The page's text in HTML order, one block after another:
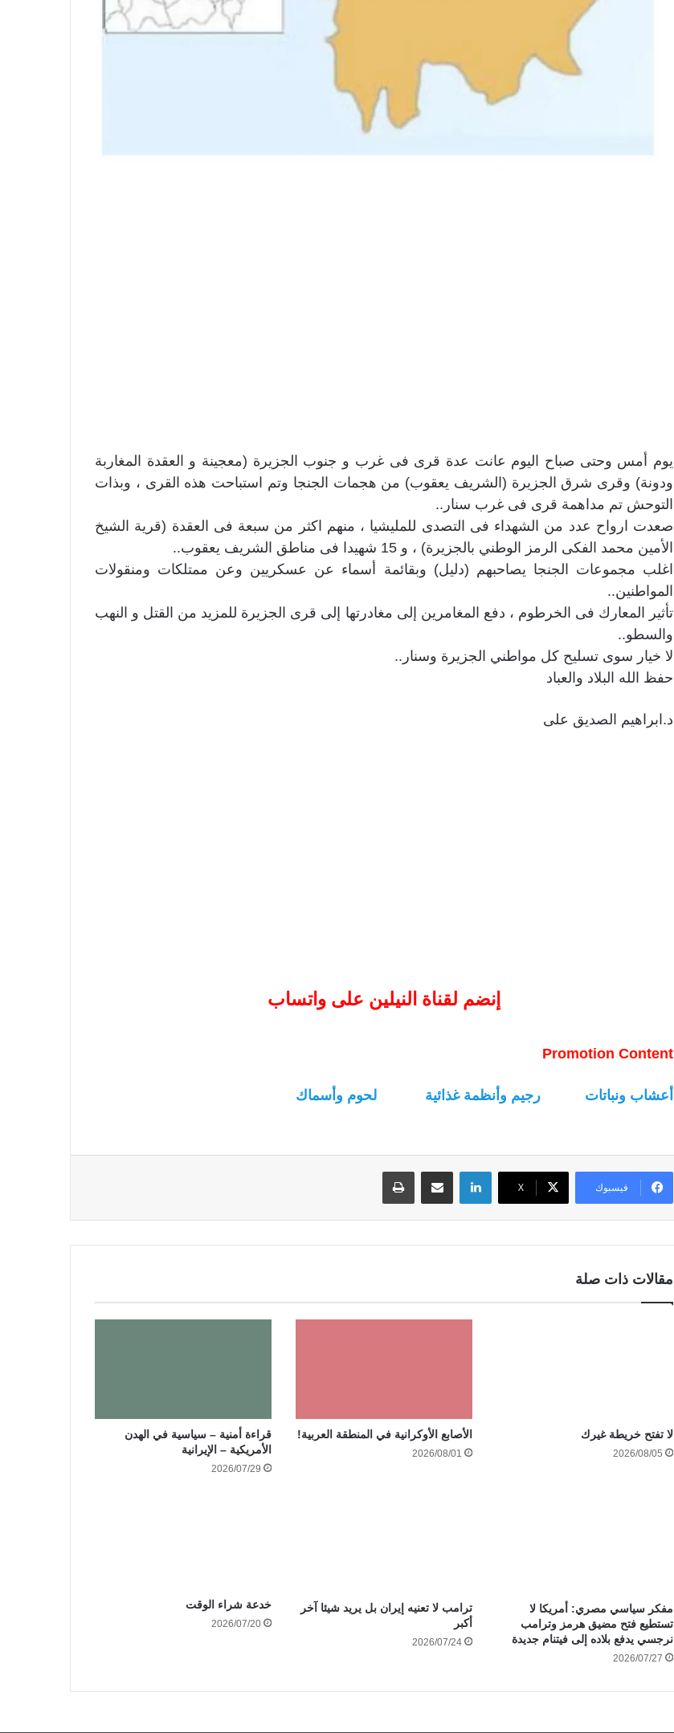
يوم أمس وحتى صباح اليوم عانت عدة قرى فى غرب و جنوب الجزيرة (معجينة و العقدة المغاربة
ودونة) وقرى شرق الجزيرة (الشريف يعقوب) من هجمات الجنجا وتم استباحت هذه القرى ، وبذات
التوحش تم مداهمة قرى فى غرب سنار..
صعدت ارواح عدد من الشهداء فى التصدى للمليشيا ، منهم اكثر من سبعة فى العقدة (قرية الشيخ
الأمين محمد الفكى الرمز الوطني بالجزيرة) ، و 15 شهيدا فى مناطق الشريف يعقوب..
اغلب مجموعات الجنجا يصاحبهم (دليل) وبقائمة أسماء عن عسكريين وعن ممتلكات ومنقولات
المواطنين..
تأثير المعارك فى الخرطوم ، دفع المغامرين إلى مغادرتها إلى قرى الجزيرة للمزيد من القتل و النهب
والسطو..
لا خيار سوى تسليح كل مواطني الجزيرة وسنار..
حفظ الله البلاد والعباد
د.ابراهيم الصديق على
إنضم لقناة النيلين على واتساب
Promotion Content
أعشاب ونباتات رجيم وأنظمة غذائية لحوم وأسماك
فيسبوك ‫X
لينكدإن
مقالات ذات صلة
لا تفتح خريطة غيرك
2026/08/05
الأصابع الأوكرانية في المنطقة العربية!
2026/08/01
قراءة أمنية – سياسية في الهدن
الأمريكية – الإيرانية
2026/07/29
مفكر سياسي مصري: أمريكا لا
تستطيع فتح مضيق هرمز وترامب
نرجسي يدفع بلاده إلى فيتنام جديدة
2026/07/27
ترامب لا تعنيه إيران بل يريد شيئا آخر
أكبر
2026/07/24
خدعة شراء الوقت
2026/07/20